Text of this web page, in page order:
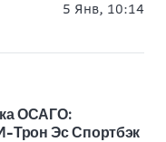
5 Янв, 10:14
ОСАГО:
Трон Эс Спортбэк